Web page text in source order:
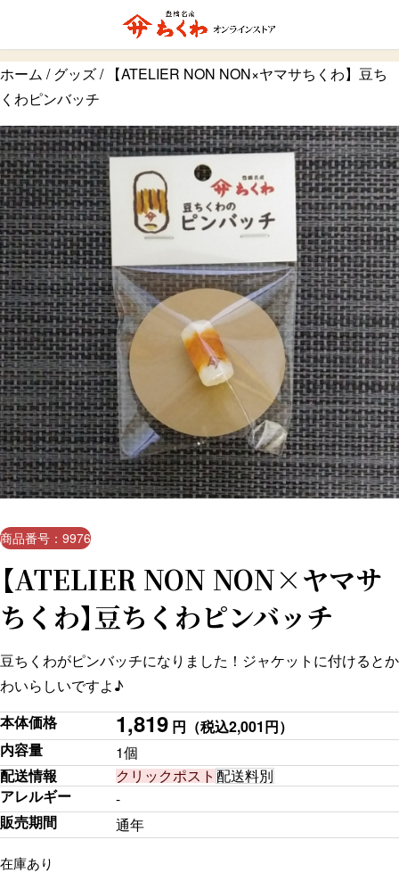
ホーム /グッズ/ 【ATELIER NON NON×ヤマサちくわ】豆ち
くわピンバッチ
商品番号：9976
【ATELIER NON NON×ヤマサ
ちくわ】豆ちくわピンバッチ
豆ちくわがピンバッチになりました！ジャケットに付けるとか
わいらしいですよ♪
本体価格
1,819 円 （税込2,001円）
内容量
1個
配送情報
クリックポスト配送料別
アレルギー
-
販売期間
通年
在庫あり